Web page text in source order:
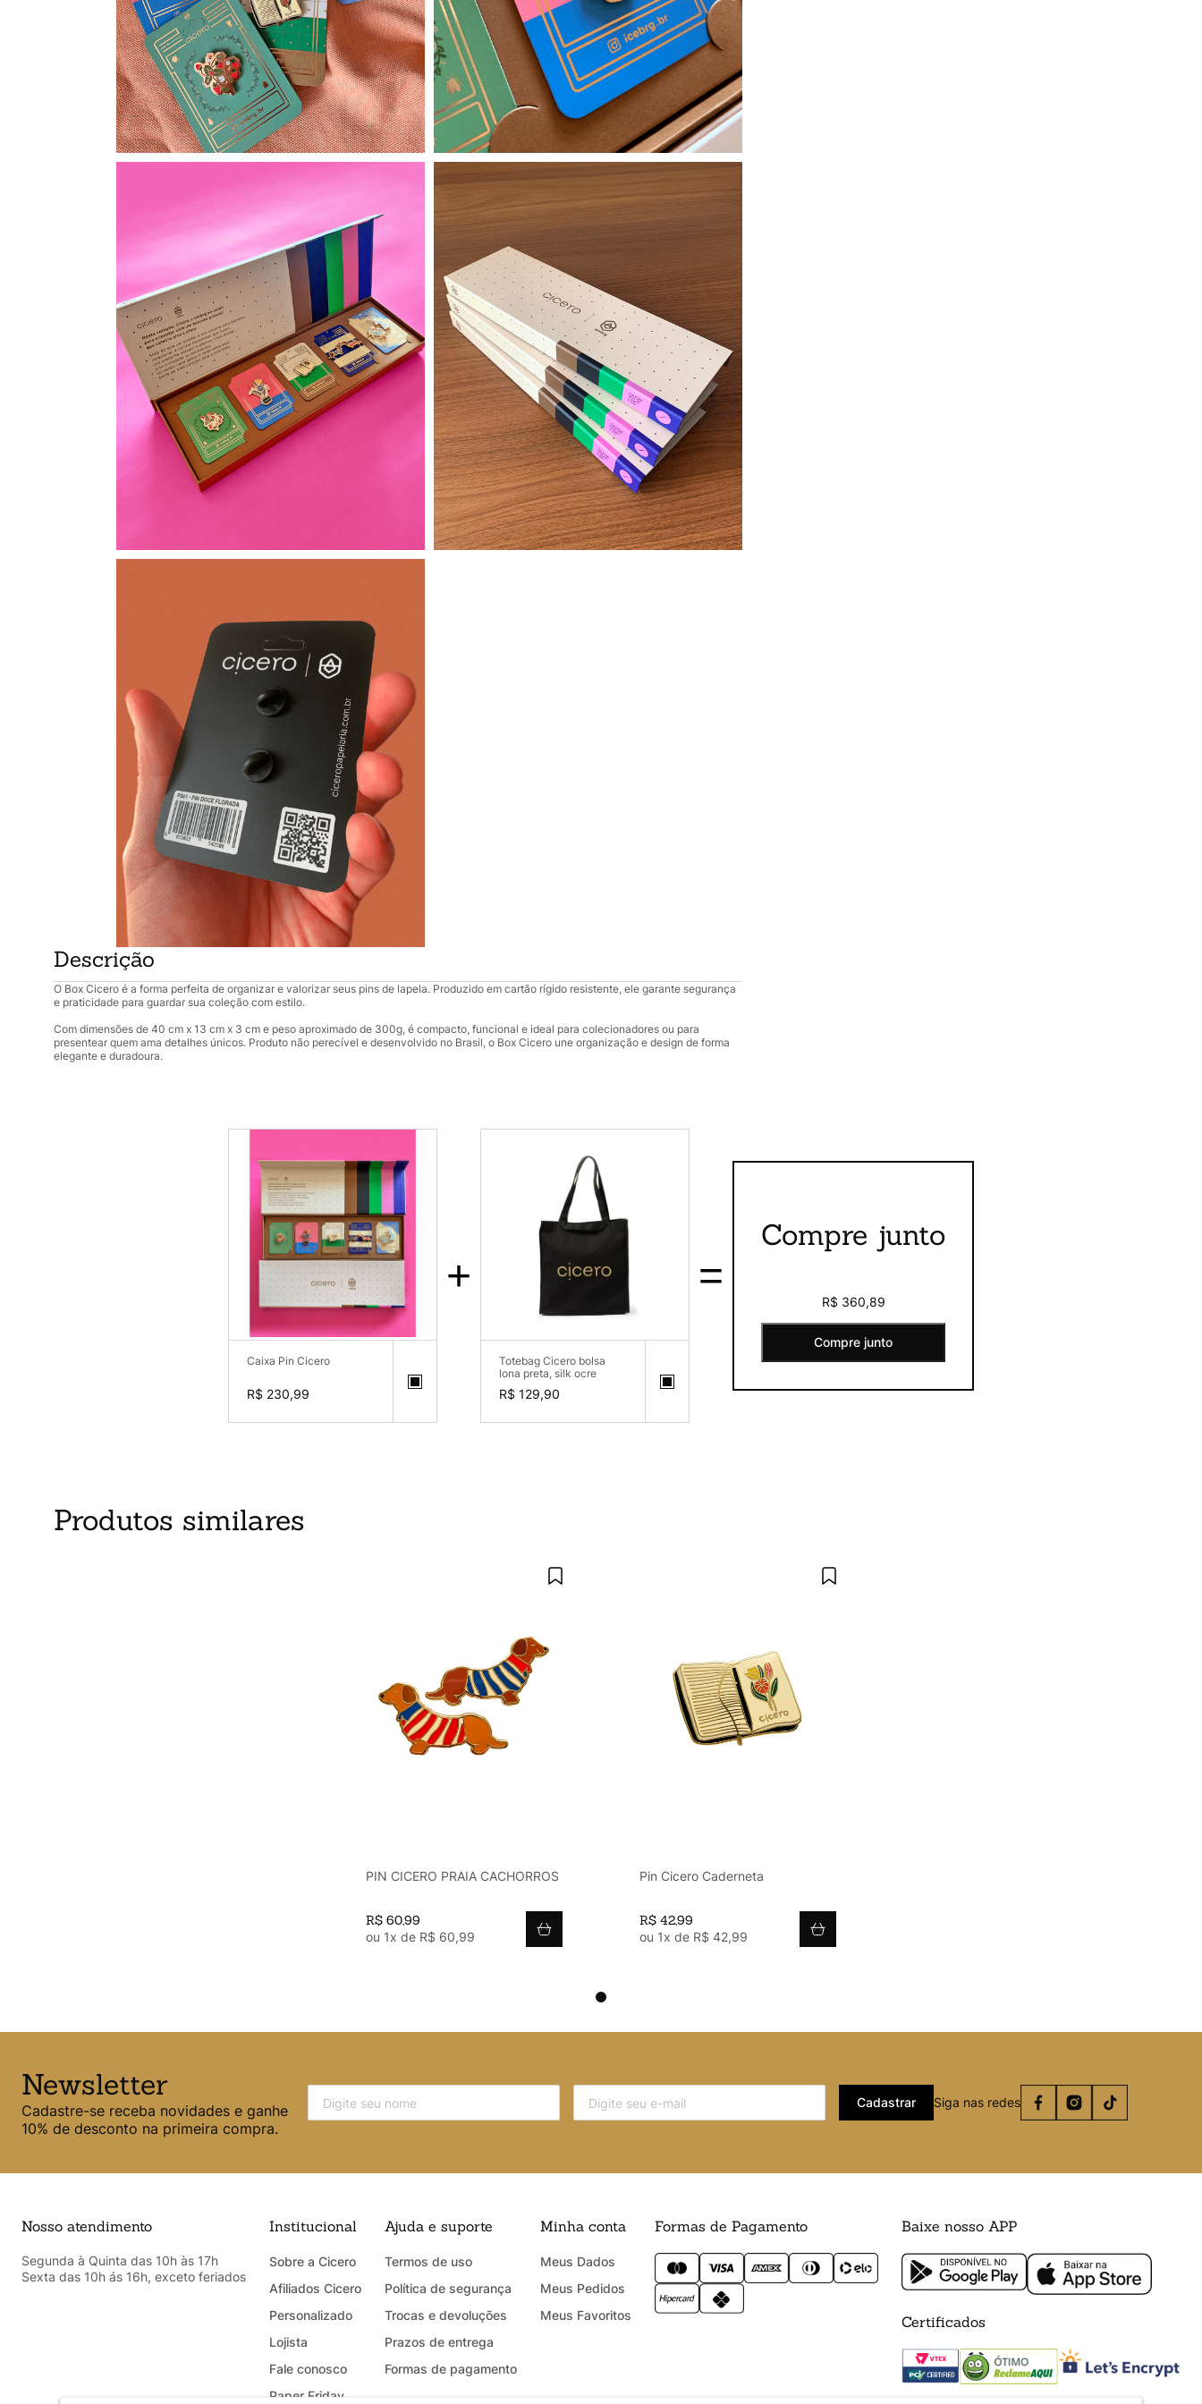
Descrição
O Box Cicero é a forma perfeita de organizar e valorizar seus pins de lapela. Produzido em cartão rígido resistente, ele garante segurança
e praticidade para guardar sua coleção com estilo.
Com dimensões de 40 cm x 13 cm x 3 cm e peso aproximado de 300g, é compacto, funcional e ideal para colecionadores ou para
presentear quem ama detalhes únicos. Produto não perecível e desenvolvido no Brasil, o Box Cicero une organização e design de forma
elegante e duradoura.
Caixa Pin Cicero
R$ 230,99
+
Totebag Cicero bolsa
lona preta, silk ocre
R$ 129,90
=
Compre junto
R$ 360,89
Compre junto
Produtos similares
PIN CICERO PRAIA CACHORROS
R$ 60,99
ou 1x de R$ 60,99
Pin Cicero Caderneta
R$ 42,99
ou 1x de R$ 42,99
Newsletter
Cadastre-se receba novidades e ganhe
10% de desconto na primeira compra.
Cadastrar Siga nas redes
Nosso atendimento
Segunda à Quinta das 10h às 17h
Sexta das 10h ás 16h, exceto feriados
Institucional
Sobre a Cicero
Afiliados Cicero
Personalizado
Lojista
Fale conosco
Paper Friday
Ajuda e suporte
Termos de uso
Política de segurança
Trocas e devoluções
Prazos de entrega
Formas de pagamento
Minha conta
Meus Dados
Meus Pedidos
Meus Favoritos
Formas de Pagamento Baixe nosso APP
Certificados